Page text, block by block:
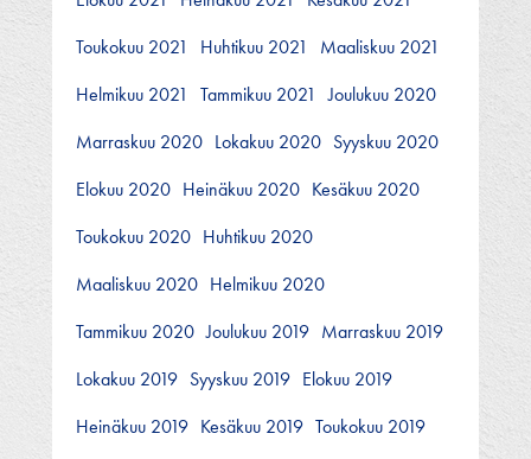
Toukokuu 2021
Huhtikuu 2021
Maaliskuu 2021
Helmikuu 2021
Tammikuu 2021
Joulukuu 2020
Marraskuu 2020 Lokakuu 2020 Syyskuu 2020
Elokuu 2020 Heinäkuu 2020 Kesäkuu 2020
Toukokuu 2020 Huhtikuu 2020
Maaliskuu 2020 Helmikuu 2020
Tammikuu 2020 Joulukuu 2019 Marraskuu 2019
Lokakuu 2019 Syyskuu 2019 Elokuu 2019
Heinäkuu 2019 Kesäkuu 2019 Toukokuu 2019